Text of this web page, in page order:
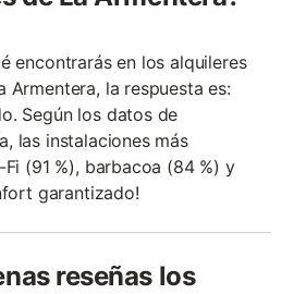
encontrarás en los alquileres
Armentera, la respuesta es:
Según los datos de
las instalaciones más
(91 %), barbacoa (84 %) y
garantizado!
reseñas los